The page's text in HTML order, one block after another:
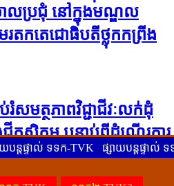
ប្រជុំ នៅក្នុងមណ្ឌល
តកតេជោធិបតីថ្លុកកព្រីង
សមត្ថភាពវិជ្ជាជីវៈលក់ដុំ
កសិកម្ម បន្ទាប់ពីដំណើរការ
យបន្តផ្ទាល់ ទទក-TVK ផ្សាយបន្តផ្ទាល់